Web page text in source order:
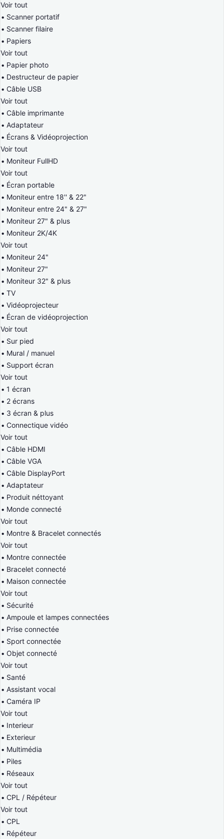
Voir tout
Scanner portatif
Scanner filaire
Papiers
Voir tout
Papier photo
Destructeur de papier
Câble USB
Voir tout
Câble imprimante
Adaptateur
Écrans & Vidéoprojection
Voir tout
Moniteur FullHD
Voir tout
Écran portable
Moniteur entre 18'' & 22"
Moniteur entre 24" & 27"
Moniteur 27" & plus
Moniteur 2K/4K
Voir tout
Moniteur 24"
Moniteur 27"
Moniteur 32" & plus
TV
Vidéoprojecteur
Écran de vidéoprojection
Voir tout
Sur pied
Mural / manuel
Support écran
Voir tout
1 écran
2 écrans
3 écran & plus
Connectique vidéo
Voir tout
Câble HDMI
Câble VGA
Câble DisplayPort
Adaptateur
Produit néttoyant
Monde connecté
Voir tout
Montre & Bracelet connectés
Voir tout
Montre connectée
Bracelet connecté
Maison connectée
Voir tout
Sécurité
Ampoule et lampes connectées
Prise connectée
Sport connectée
Objet connecté
Voir tout
Santé
Assistant vocal
Caméra IP
Voir tout
Interieur
Exterieur
Multimédia
Piles
Réseaux
Voir tout
CPL / Répéteur
Voir tout
CPL
Répéteur